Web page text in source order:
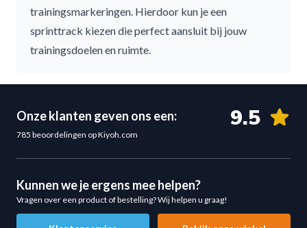
trainingsmarkeringen. Hierdoor kun je een
sprinttrack kiezen die perfect aansluit bij jouw
trainingsdoelen en ruimte.
Onze klanten geven ons een:
785 beoordelingen op Kiyoh.com
9.5
Kunnen we je ergens mee helpen?
Vragen over een product of bestelling? Wij helpen u graag!